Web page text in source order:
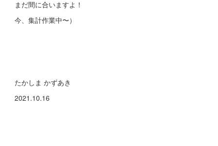
まだ間に合いますよ！
今、集計作業中〜）
たかしま かずあき
2021.10.16